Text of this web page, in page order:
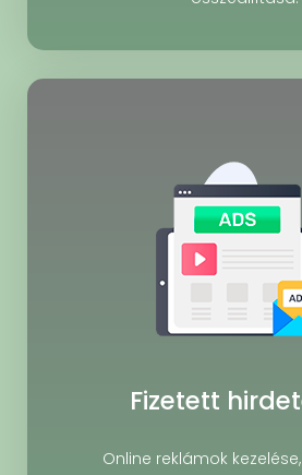
Fizetett
Online reklámok